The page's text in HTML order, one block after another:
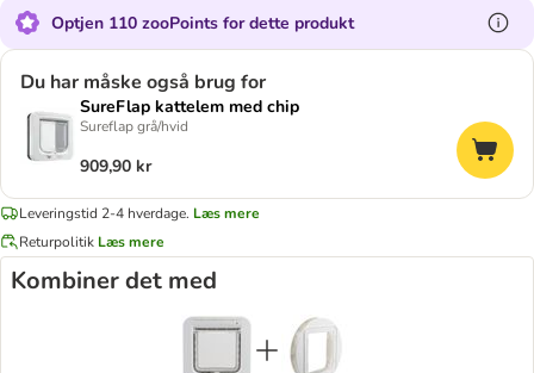
Optjen 110 zooPoints for dette produkt
Du har måske også brug for
SureFlap kattelem med chip
Sureflap grå/hvid
909,90 kr
Leveringstid 2-4 hverdage. Læs mere
Returpolitik Læs mere
Kombiner det med